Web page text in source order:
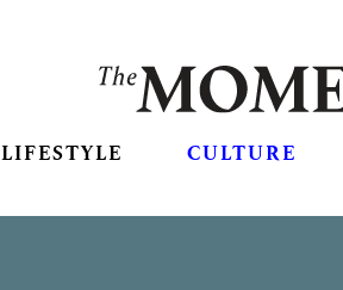
LIFESTYLE CULTURE